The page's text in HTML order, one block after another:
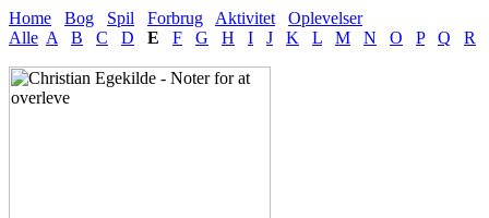
Home Bog Spil Forbrug Aktivitet
Oplevelser
Alle A B C D E F G H I J K L M N O P Q R